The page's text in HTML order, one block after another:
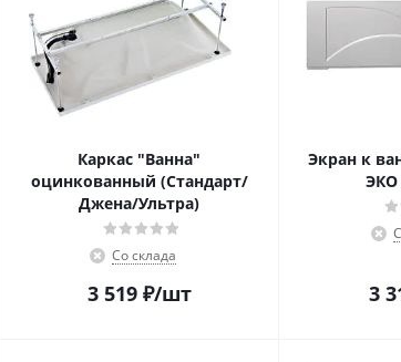
Каркас "Ванна"
оцинкованный (Стандарт/
Джена/Ультра)
Со склада
3 519₽/шт
Экран к
ЭКО
3